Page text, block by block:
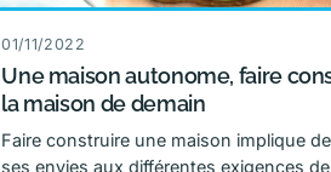
01/11/2022
Une maison autonome, faire
la maison de demain
Faire construire une maison implique
ses envies aux différentes exigences de